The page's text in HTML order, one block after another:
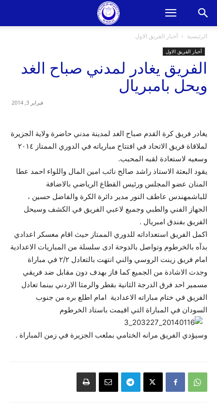
الرئيسية أخبار الفريق الاول
أخبار الفريق الاول
الفريق يغادر لمدني صباح الغد
ويحل بامبريال
فبراير 3, 2014
يغادر فريق كرة القدم صباح الغد لمدينة مدني حاضرة ولاية الجزيرة
لملاقاة فريق الاتحاد في افتتاح مبارياته في الدوري الممتاز ٢٠١٤
وسعيه لاستعادة لقبه المحبب.
يقود البعثة الاستاذ راشد صالح نائب امين المال واللواء احمد عطا
المنان عضو المجلس ورئيس القطاع الرياضي بالاضافة
للباشمهندس عاطف النور مدير دائرة الكرة والفاضل حسين ،
الجهاز الفني والطبي وجميع لاعبي الفريق في الكشف وسيحل
الفريق بفندق امبريال .
اكمل الفريق استعداداته للدوري الممتاز حيث اقام معسكر اعدادي
بدآه بالخرطوم وتواصل بالدوحة ادى سلسلة من المباريات الاعدادية
امام فريق زينت الروسي والني انتهت بالتعادل ٢/٢ في مباراة
وجدت الاشادة من الجميع كما فاز بهدف دون مقابل ضد فريقي
مسمير احد فرق الدرجة الثانية بقطر والرمثا الاردني بينما تعادل
الفريق في ختام مباراته الاعدادية امام اطلع بره من جنوب
السودان في المباراة التي اقيمت باستاد الخرطوم
وسيؤدي الفريق مرانه الختامي بملعب الجزيرة في زمن المباراة .